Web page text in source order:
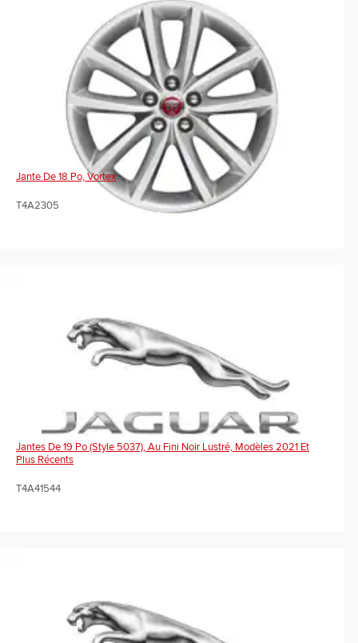
Jante De 18 Po, Vortex
T4A2305
Jantes De 19 Po (Style 5037), Au Fini Noir Lustré, Modèles 2021 Et
Plus Récents
T4A41544